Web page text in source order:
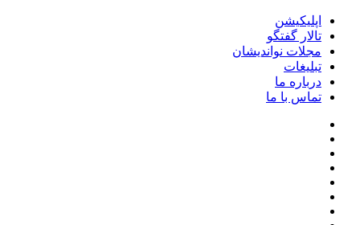
اپلیکیشن
تالار گفتگو
مجلات نواندیشان
تبلیغات
درباره ما
تماس با ما